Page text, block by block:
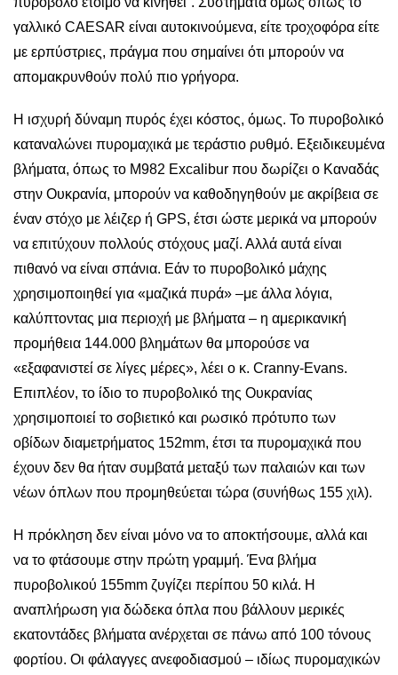
γαλλικό CAESAR είναι αυτοκινούμενα, είτε τροχοφόρα είτε
με ερπύστριες, πράγμα που σημαίνει ότι μπορούν να
απομακρυνθούν πολύ πιο γρήγορα.
Η ισχυρή δύναμη πυρός έχει κόστος, όμως. Το πυροβολικό
καταναλώνει πυρομαχικά με τεράστιο ρυθμό. Εξειδικευμένα
βλήματα, όπως το M982 Excalibur που δωρίζει ο Καναδάς
στην Ουκρανία, μπορούν να καθοδηγηθούν με ακρίβεια σε
έναν στόχο με λέιζερ ή GPS, έτσι ώστε μερικά να μπορούν
να επιτύχουν πολλούς στόχους μαζί. Αλλά αυτά είναι
πιθανό να είναι σπάνια. Εάν το πυροβολικό μάχης
χρησιμοποιηθεί για «μαζικά πυρά» –με άλλα λόγια,
καλύπτοντας μια περιοχή με βλήματα – η αμερικανική
προμήθεια 144.000 βλημάτων θα μπορούσε να
«εξαφανιστεί σε λίγες μέρες», λέει ο κ. Cranny-Evans.
Επιπλέον, το ίδιο το πυροβολικό της Ουκρανίας
χρησιμοποιεί το σοβιετικό και ρωσικό πρότυπο των
οβίδων διαμετρήματος 152mm, έτσι τα πυρομαχικά που
έχουν δεν θα ήταν συμβατά μεταξύ των παλαιών και των
νέων όπλων που προμηθεύεται τώρα (συνήθως 155 χιλ).
Η πρόκληση δεν είναι μόνο να το αποκτήσουμε, αλλά και
να το φτάσουμε στην πρώτη γραμμή. Ένα βλήμα
πυροβολικού 155mm ζυγίζει περίπου 50 κιλά. Η
αναπλήρωση για δώδεκα όπλα που βάλλουν μερικές
εκατοντάδες βλήματα ανέρχεται σε πάνω από 100 τόνους
φορτίου. Οι φάλαγγες ανεφοδιασμού – ιδίως πυρομαχικών